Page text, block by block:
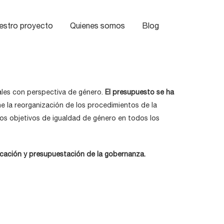
proyecto Quienes somos Blog
con perspectiva de género. El presupuesto se ha
la reorganización de los procedimientos de la
objetivos de igualdad de género en todos los
y presupuestación de la gobernanza.